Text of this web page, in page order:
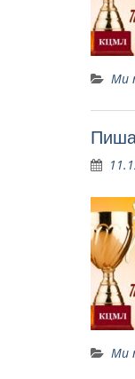
Ми
Ми